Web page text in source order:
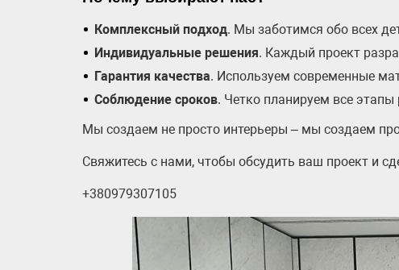
Комплексный подход. Мы заботимся обо всех
Индивидуальные решения. Каждый проект
Гарантия качества. Используем современные
Соблюдение сроков. Четко планируем все
Мы создаем не просто интерьеры – мы создаем
Свяжитесь с нами, чтобы обсудить ваш проект и
+380979307105